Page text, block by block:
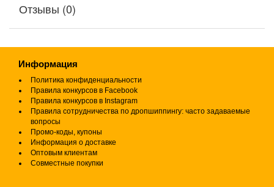
Отзывы (0)
Информация
Политика конфиденциальности
Правила конкурсов в Facebook
Правила конкурсов в Instagram
Правила сотрудничества по дропшиппингу: часто задаваемые
вопросы
Промо-коды, купоны
Информация о доставке
Оптовым клиентам
Совместные покупки